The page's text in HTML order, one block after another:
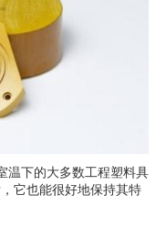
温下的大多数工程塑料具
它也能很好地保持其特